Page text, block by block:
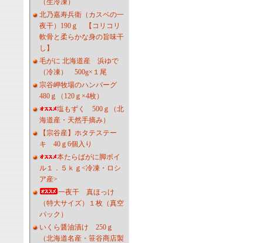
（生冷凍）
北乃嘉寿兵衛（カスベの一
夜干）190ｇ 【コリコリ
軟骨と柔らかな身の旨味干
し】
毛がに 北海道産 浜ゆで
（冷凍） 500g×１尾
宗谷岬牧場のハンバーグ
480ｇ（120ｇ×4枚）
塩もずく 500ｇ（北
海道産・天然手摘み）
【宗谷産】ホタテステー
キ 40ｇ6個入り
本たらばがに脚ボイ
ル１．５ｋｇ<冷凍・ロシ
ア産>
一夜干 真ほっけ
（特大サイズ）１枚（真空
パック）
いくら醤油漬け 250ｇ
（北海道名産・笹谷商店製